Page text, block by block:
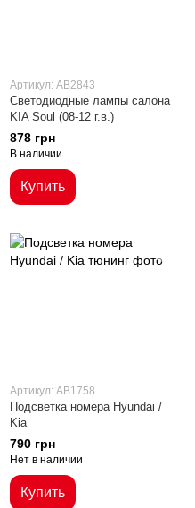
Артикул: AB2843
Светодиодные лампы салона
KIA Soul (08-12 г.в.)
878 грн
В наличии
Купить
Артикул: AB1758
Подсветка номера Hyundai /
Kia
790 грн
Нет в наличии
Купить